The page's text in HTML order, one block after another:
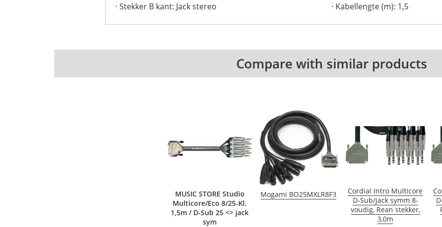
Stekker B kant: Jack stereo
Kabellengte (m): 1,5
Compare with similar products
MUSIC STORE Studio
Multicore/Eco 8/25-Kl.
1,5m / D-Sub 25 <> jack
sym
Mogami BO25MXLR8F3
Cordial Intro Multicore
D-Sub/jack symm 8-
voudig, Rean stekker,
3,0m